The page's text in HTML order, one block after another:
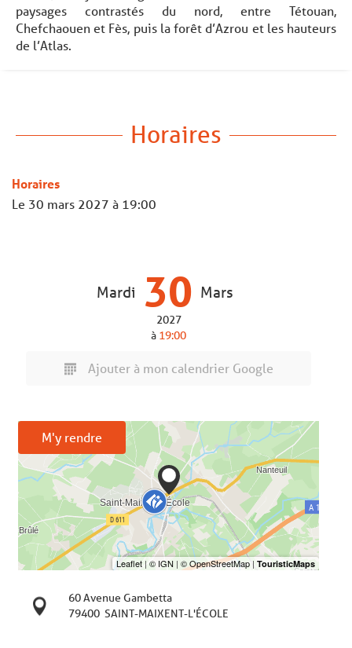
paysages contrastés du nord, entre Tétouan,
Chefchaouen et Fès, puis la forêt d’Azrou et les hauteurs
de l’Atlas.
Horaires
Horaires
Le 30 mars 2027 à 19:00
Mardi 30 Mars
2027
à 19:00
Ajouter à mon calendrier Google
M'y rendre
60 Avenue Gambetta
79400 SAINT-MAIXENT-L'ÉCOLE